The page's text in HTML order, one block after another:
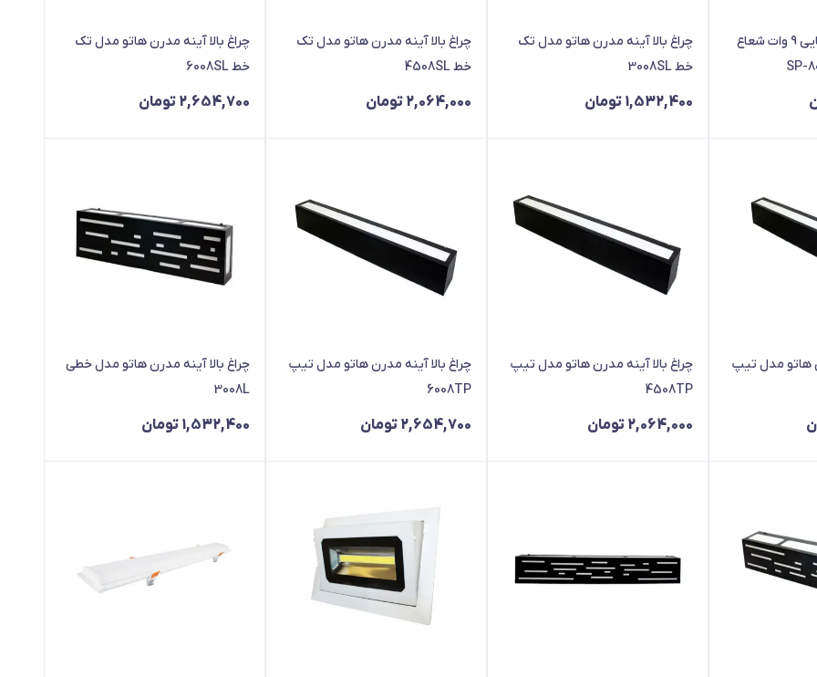
چراغ بالا آينه سه تایی 9 وات شعاع
چراغ بالا آینه مدرن هاتو مدل تک
خط 3008SL
1,532,400 تومان
چراغ بالا آینه مدرن هاتو مدل تک
خط 4508SL
2,064,000 تومان
چراغ بالا آینه مدرن هاتو مدل تک
خط 6008SL
2,654,700 تومان
هاتو مدل تیپ
چراغ بالا آینه مدرن هاتو مدل تیپ
4508TP
2,064,000 تومان
چراغ بالا آینه مدرن هاتو مدل تیپ
6008TP
2,654,700 تومان
چراغ بالا آینه مدرن هاتو مدل خطی
3008L
1,532,400 تومان